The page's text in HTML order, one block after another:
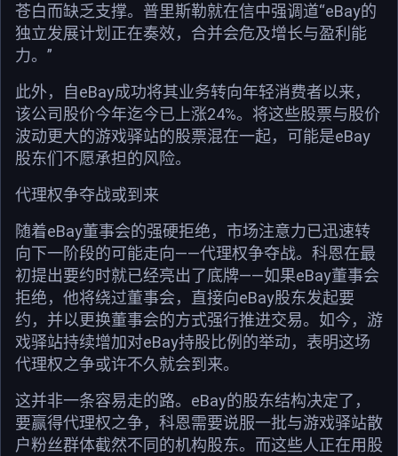
苍白而缺乏支撑。普里斯勒就在信中强调道“eBay的
独立发展计划正在奏效，合并会危及增长与盈利能
力。”
此外，自eBay成功将其业务转向年轻消费者以来，
该公司股价今年迄今已上涨24%。将这些股票与股价
波动更大的游戏驿站的股票混在一起，可能是eBay
股东们不愿承担的风险。
代理权争夺战或到来
随着eBay董事会的强硬拒绝，市场注意力已迅速转
向下一阶段的可能走向——代理权争夺战。科恩在最
初提出要约时就已经亮出了底牌——如果eBay董事会
拒绝，他将绕过董事会，直接向eBay股东发起要
约，并以更换董事会的方式强行推进交易。如今，游
戏驿站持续增加对eBay持股比例的举动，表明这场
代理权之争或许不久就会到来。
这并非一条容易走的路。eBay的股东结构决定了，
要赢得代理权之争，科恩需要说服一批与游戏驿站散
户粉丝群体截然不同的机构股东。而这些人正在用股